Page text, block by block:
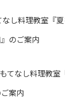
なし料理教室『
のご案内
てなし料理教室
案内